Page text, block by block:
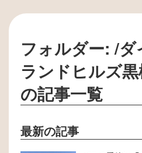
フォルダー:/ダ
ランドヒルズ
の記事一覧
最新の記事